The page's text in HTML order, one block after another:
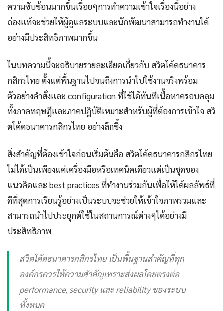
ความซับซ้อนมากขึ้นเรื่อยๆการทำความเข้าใจเรื่องนี้อย่าง
ถ่องแท้จะช่วยให้ผู้ดูแลระบบและนักพัฒนาสามารถทำงานได้
อย่างมีประสิทธิภาพมากขึ้น
ในบทความนี้จะอธิบายรายละเอียดเกี่ยวกับ สวิตโค้ดธนาคาร
กสิกรไทย ตั้งแต่พื้นฐานไปจนถึงการนำไปใช้งานจริงพร้อม
ตัวอย่างคำสั่งและ configuration ที่ใช้ได้ทันทีเนื้อหาครอบคลุม
ทั้งภาคทฤษฎีและภาคปฏิบัติเหมาะสำหรับผู้ที่ต้องการเข้าใจ สวิ
ตโค้ดธนาคารกสิกรไทย อย่างลึกซึ้ง
สิ่งสำคัญที่ต้องเข้าใจก่อนเริ่มต้นคือ สวิตโค้ดธนาคารกสิกรไทย
ไม่ได้เป็นเพียงแค่เครื่องมือหรือเทคนิคเดียวแต่เป็นชุดของ
แนวคิดและ best practices ที่ทำงานร่วมกันเพื่อให้ได้ผลลัพธ์ที่
ดีที่สุดการเรียนรู้อย่างเป็นระบบจะช่วยให้เข้าใจภาพรวมและ
สามารถนำไปประยุกต์ใช้ในสถานการณ์ต่างๆได้อย่างมี
ประสิทธิภาพ
สวิตโค้ดธนาคารกสิกรไทย เป็นพื้นฐานสำคัญที่ทุก
องค์กรควรให้ความสำคัญเพราะส่งผลโดยตรงต่อ
performance, security และ reliability ของระบบ
ทั้งหมด